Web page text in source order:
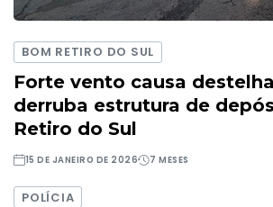
BOM RETIRO DO SUL
Forte vento causa
derruba estrutura de
Retiro do Sul
15 DE JANEIRO DE 2026 7 MESES
POLÍCIA